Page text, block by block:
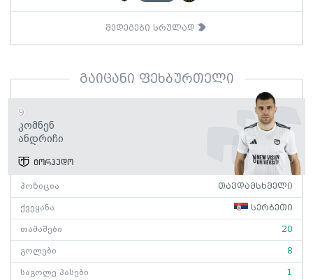
შედეგები სრულად
გაიცანი ფეხბურთელი
9
Კომნენ
Ანდრიჩი
ტორპედო
პოზიცია თავდამსხმელი
ქვეყანა სერბეთი
თამაშები 20
გოლები 8
საგოლე პასები 1